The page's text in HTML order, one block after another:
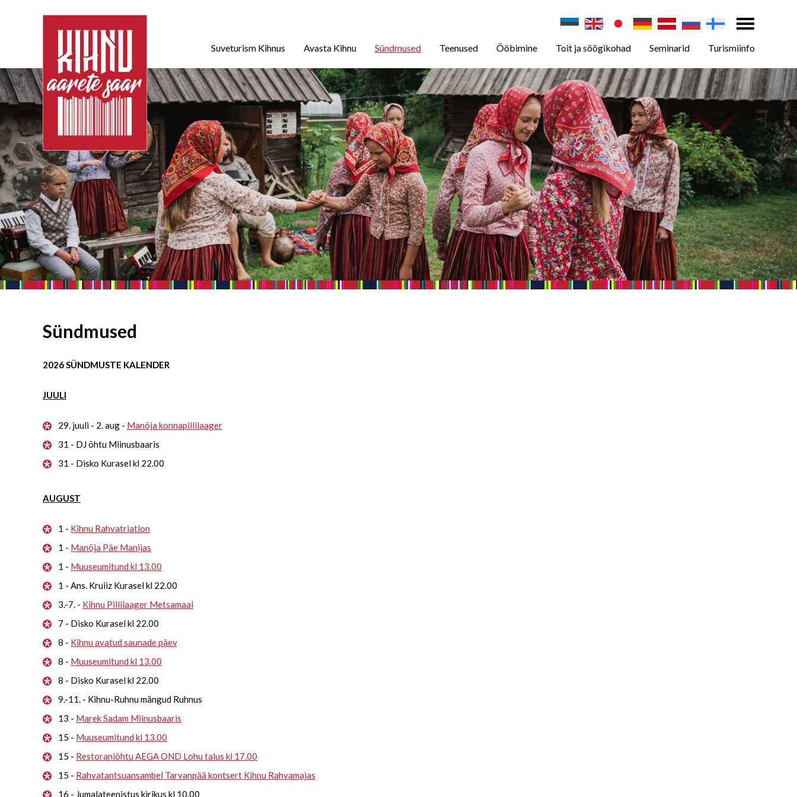
Suveturism Kihnus Avasta Kihnu Sündmused Teenused Ööbimine Toit ja söögikohad Seminarid Turismiinfo
Sündmused
2026 SÜNDMUSTE KALENDER
JUULI
29. juuli - 2. aug - Manõja konnapillilaager
31 - DJ õhtu Miinusbaaris
31 - Disko Kurasel kl 22.00
AUGUST
1 - Kihnu Rahvatriatlon
1 - Manõja Päe Manijas
1 - Muuseumitund kl 13.00
1 - Ans. Kruiiz Kurasel kl 22.00
3.-7. - Kihnu Pillilaager Metsamaal
7 - Disko Kurasel kl 22.00
8 - Kihnu avatud saunade päev
8 - Muuseumitund kl 13.00
8 - Disko Kurasel kl 22.00
9.-11. - Kihnu-Ruhnu mängud Ruhnus
13 - Marek Sadam Miinusbaaris
15 - Muuseumitund kl 13.00
15 - Restoraniõhtu AEGA OND Lohu talus kl 17.00
15 - Rahvatantsuansambel Tarvanpää kontsert Kihnu Rahvamajas
16 - Jumalateenistus kirikus kl 10.00